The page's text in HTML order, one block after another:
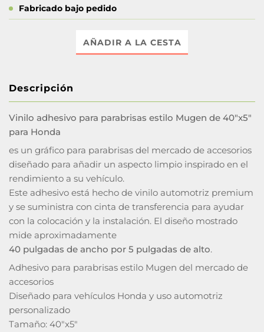
Fabricado bajo pedido
AÑADIR A LA CESTA
Descripción
Vinilo adhesivo para parabrisas estilo Mugen de 40"x5"
para Honda
es un gráfico para parabrisas del mercado de accesorios
diseñado para añadir un aspecto limpio inspirado en el
rendimiento a su vehículo.
Este adhesivo está hecho de vinilo automotriz premium
y se suministra con cinta de transferencia para ayudar
con la colocación y la instalación. El diseño mostrado
mide aproximadamente
40 pulgadas de ancho por 5 pulgadas de alto.
Adhesivo para parabrisas estilo Mugen del mercado de
accesorios
Diseñado para vehículos Honda y uso automotriz
personalizado
Tamaño: 40"x5"